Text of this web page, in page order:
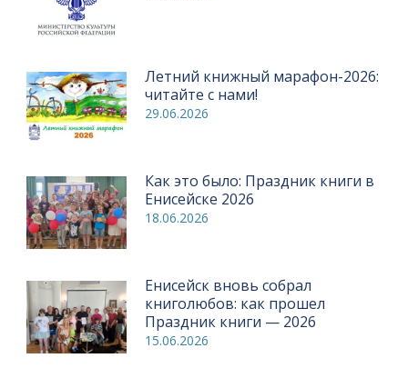
Летний книжный марафон-2026:
читайте с нами!
29.06.2026
Как это было: Праздник книги в
Енисейске 2026
18.06.2026
Енисейск вновь собрал
книголюбов: как прошел
Праздник книги — 2026
15.06.2026